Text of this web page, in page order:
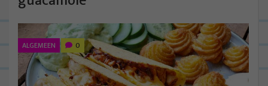
ALGEMEEN 0